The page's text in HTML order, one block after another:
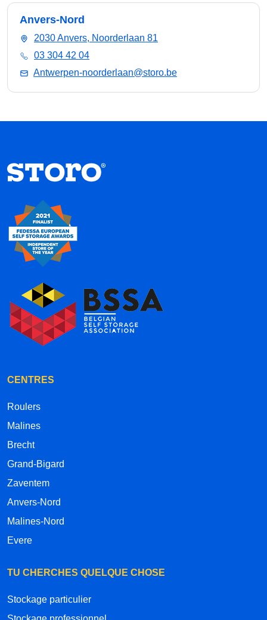
Anvers-Nord
2030 Anvers, Noorderlaan 81
03 304 42 04
Antwerpen-noorderlaan@storo.be
CENTRES
Roulers
Malines
Brecht
Grand-Bigard
Zaventem
Anvers-Nord
Malines-Nord
Evere
TU CHERCHES QUELQUE CHOSE
Stockage particulier